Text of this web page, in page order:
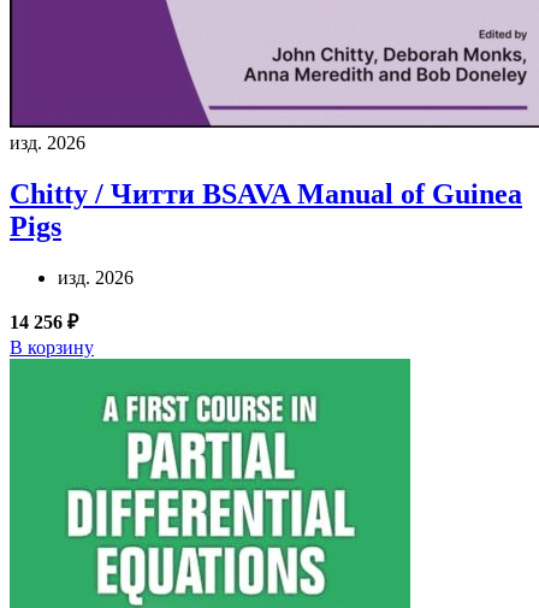
изд. 2026
Chitty / Читти BSAVA Manual of Guinea
Pigs
изд. 2026
14 256 ₽
В корзину